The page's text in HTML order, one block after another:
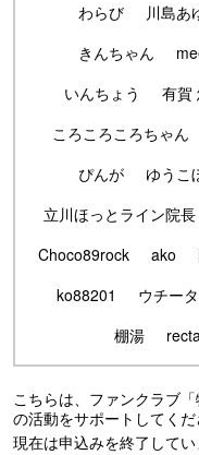
わらび
川島あ
きんちゃん
いんちょう
有賀
ころころころちゃん
ぴんが
ゆうこ
立川ほっとライン院長
Choco89rock
ako
ko88201
ウチータ
棚湯
こちらは、ファンクラブ
の活動をサポートしてくだ
現在は申込みを終了してい